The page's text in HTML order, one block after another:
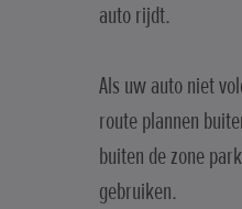
auto rijdt.
Als uw auto niet
route plannen
buiten de zone
gebruiken.